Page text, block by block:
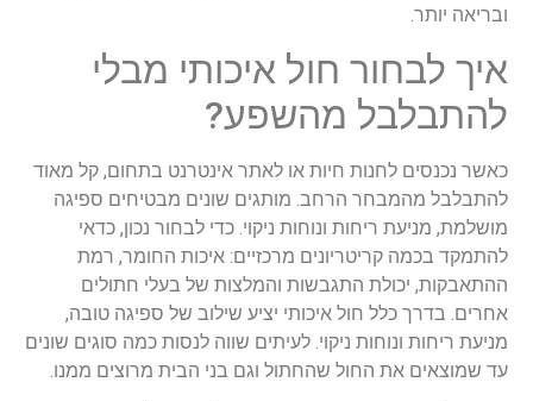
ובריאה יותר.
איך לבחור חול איכותי מבלי
להתבלבל מהשפע?
כאשר נכנסים לחנות חיות או לאתר אינטרנט בתחום, קל מאוד
להתבלבל מהמבחר הרחב מותגים שונים מבטיחים ספיגה
מושלמת, מניעת ריחות ונוחות ניקוי כדי לבחור נכון, כדאי
להתמקד בכמה קריטריונים מרכזיים: איכות החומר, רמת
ההתאבקות, יכולת התגבשות והמלצות של בעלי חתולים
אחרים בדרך כלל חול איכותי יציע שילוב של ספיגה טובה,
מניעת ריחות ונוחות ניקוי לעיתים שווה לנסות כמה סוגים שונים
עד שמוצאים את החול שהחתול וגם בני הבית מרוצים ממנו